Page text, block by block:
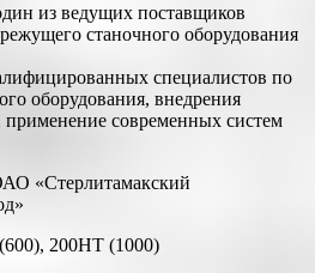
из ведущих поставщиков
станочного оборудования
специалистов по
оборудования, внедрения
применение современных систем
«Стерлитамакский
200НТ (1000)